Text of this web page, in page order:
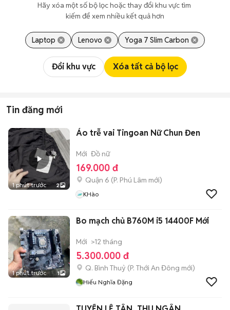
Hãy xóa một số bộ lọc hoặc thay đổi khu vực tìm
kiếm để xem nhiều kết quả hơn
Laptop Lenovo Yoga 7 Slim Carbon
Đổi khu vực Xóa tất cả bộ lọc
Tin đăng mới
1 phút trước 2
Áo trễ vai Tingoan Nữ Chun Đen
Mới Đồ nữ
169.000 đ
Quận 6 (P. Phú Lâm mới)
KHào
1 phút trước 1
Bo mạch chủ B760M i5 14400F Mới
Mới >12 tháng
5.300.000 đ
Q. Bình Thuỷ (P. Thới An Đông mới)
Hiếu Nghĩa Đặng